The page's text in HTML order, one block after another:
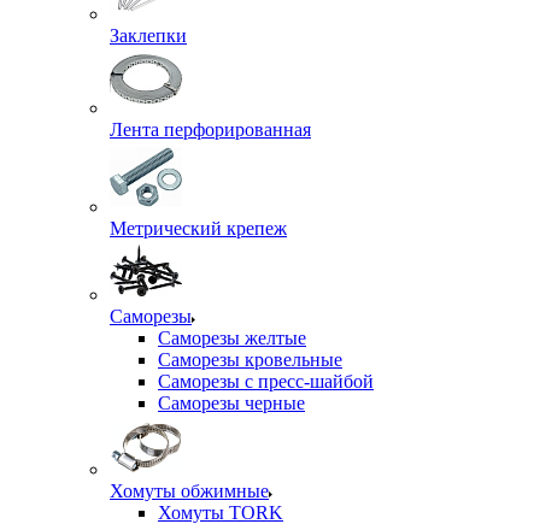
Заклепки
Лента перфорированная
Метрический крепеж
Саморезы
Саморезы желтые
Саморезы кровельные
Саморезы с пресс-шайбой
Саморезы черные
Хомуты обжимные
Хомуты TORK